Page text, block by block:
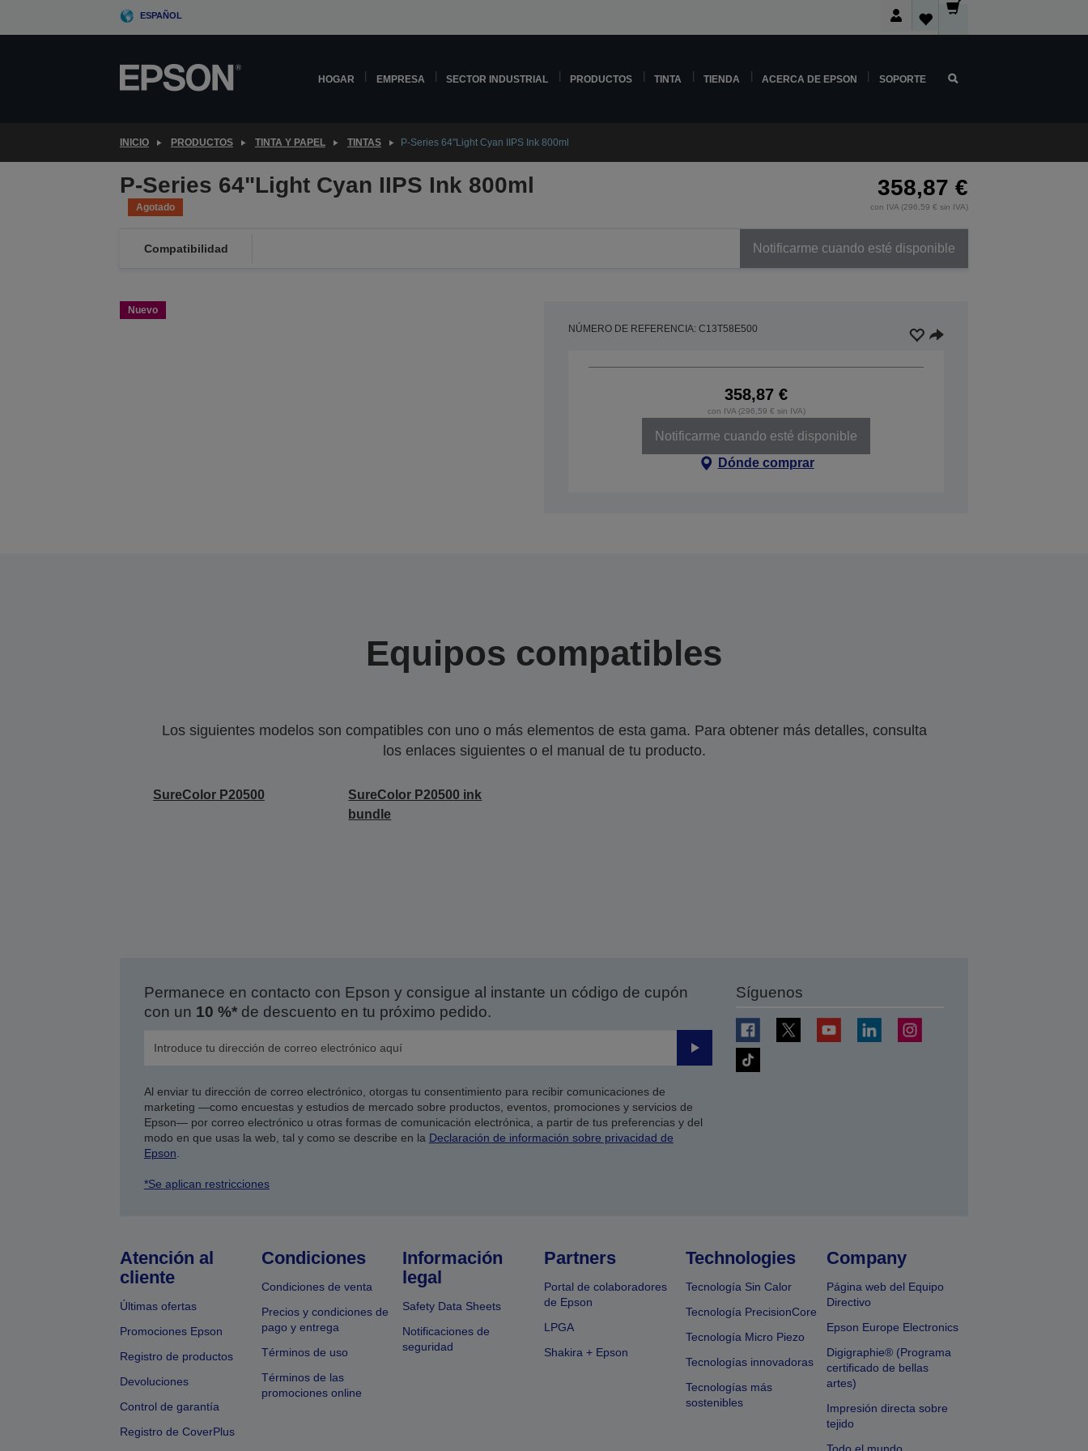
ESPAÑOL
HOGAR EMPRESA SECTOR INDUSTRIAL PRODUCTOS TINTA TIENDA ACERCA DE EPSON SOPORTE
INICIO PRODUCTOS TINTA Y PAPEL TINTAS P-Series 64"Light Cyan IIPS Ink 800ml
P-Series 64"Light Cyan IIPS Ink 800ml
Agotado
358,87 €
con IVA (296,59 € sin IVA)
Compatibilidad Notificarme cuando esté disponible
Nuevo
NÚMERO DE REFERENCIA: C13T58E500
358,87 €
con IVA (296,59 € sin IVA)
Notificarme cuando esté disponible
Dónde comprar
Equipos compatibles
Los siguientes modelos son compatibles con uno o más elementos de esta gama. Para obtener más detalles, consulta
los enlaces siguientes o el manual de tu producto.
SureColor P20500
SureColor P20500 ink
bundle
Permanece en contacto con Epson y consigue al instante un código de cupón
con un 10 %*de descuento en tu próximo pedido.
Enviar
Al enviar tu dirección de correo electrónico, otorgas tu consentimiento para recibir comunicaciones de
marketing —como encuestas y estudios de mercado sobre productos, eventos, promociones y servicios de
Epson— por correo electrónico u otras formas de comunicación electrónica, a partir de tus preferencias y del
modo en que usas la web, tal y como se describe en la Declaración de información sobre privacidad de
Epson
*Se aplican restricciones
Síguenos
Atención al
cliente
Últimas ofertas
Promociones Epson
Registro de productos
Devoluciones
Control de garantía
Registro de CoverPlus
Condiciones
Condiciones de venta
Precios y condiciones de
pago y entrega
Términos de uso
Términos de las
promociones online
Información
legal
Safety Data Sheets
Notificaciones de
seguridad
Partners
Portal de colaboradores
de Epson
LPGA
Shakira + Epson
Technologies
Tecnología Sin Calor
Tecnología PrecisionCore
Tecnología Micro Piezo
Tecnologías innovadoras
Tecnologías más
sostenibles
Company
Página web del Equipo
Directivo
Epson Europe Electronics
Digigraphie® (Programa
certificado de bellas
artes)
Impresión directa sobre
tejido